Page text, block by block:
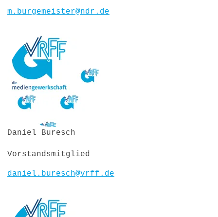
m.burgemeister@ndr.de
Daniel Buresch
Vorstandsmitglied
daniel.buresch@vrff.de